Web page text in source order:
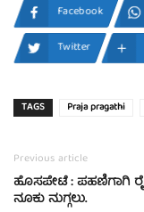
Facebook
Twitter
TAGS Praja pragathi
Previous article
ಹೊಸಪೇಟೆ : ಪಹಣಿಗಾಗಿ
ನೂಕು ನುಗ್ಗಲು.